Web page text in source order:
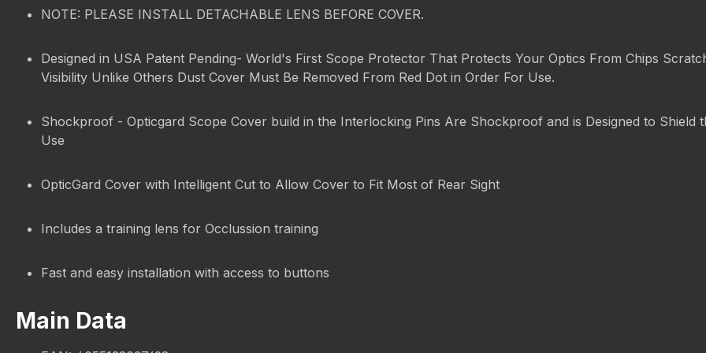
NOTE: PLEASE INSTALL DETACHABLE LENS BEFORE COVER.
Designed in USA Patent Pending- World's First Scope Protector That Protects Your Optics From Chips
Visibility Unlike Others Dust Cover Must Be Removed From Red Dot in Order For Use.
Shockproof - Opticgard Scope Cover build in the Interlocking Pins Are Shockproof and is Designed to Shield
Use
OpticGard Cover with Intelligent Cut to Allow Cover to Fit Most of Rear Sight
Includes a training lens for Occlussion training
Fast and easy installation with access to buttons
Main Data